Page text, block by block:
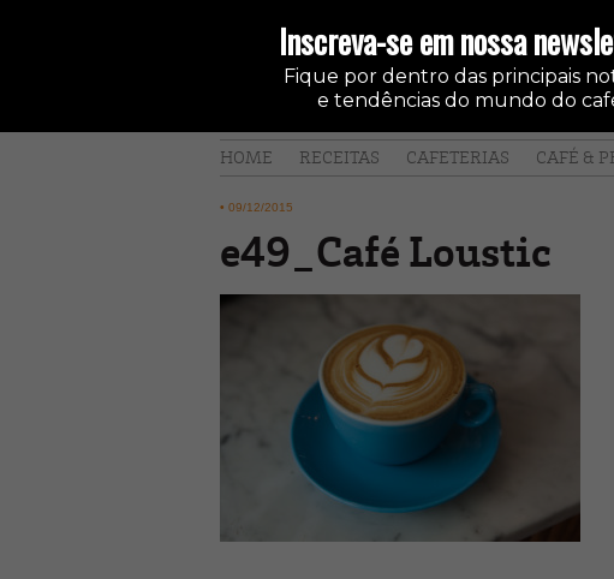
Inscreva-se em nossa
Fique por dentro das principais
e tendências do mundo do
HOME RECEITAS CAFETERIAS CAFÉ &
• 09/12/2015
e49_Café Loustic